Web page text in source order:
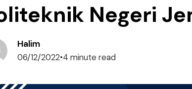
Negeri
Halim
06/12/2022•4 minute read